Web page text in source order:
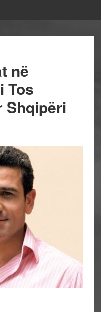
në
Tos
Shqipëri